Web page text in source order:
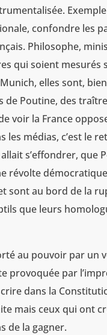
confondre les
Philosophe,
qui soient mesurés
elles sont,
de Poutine, des
voir la France
les médias, c’est le
s’effondrer, que
révolte
sont au bord de la
que leurs
au pouvoir par un
provoquée par
dans la
mais ceux qui ont
de la gagner.